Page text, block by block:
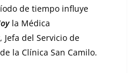
de tiempo influye
la Médica
, Jefa del Servicio de
la Clínica San Camilo.